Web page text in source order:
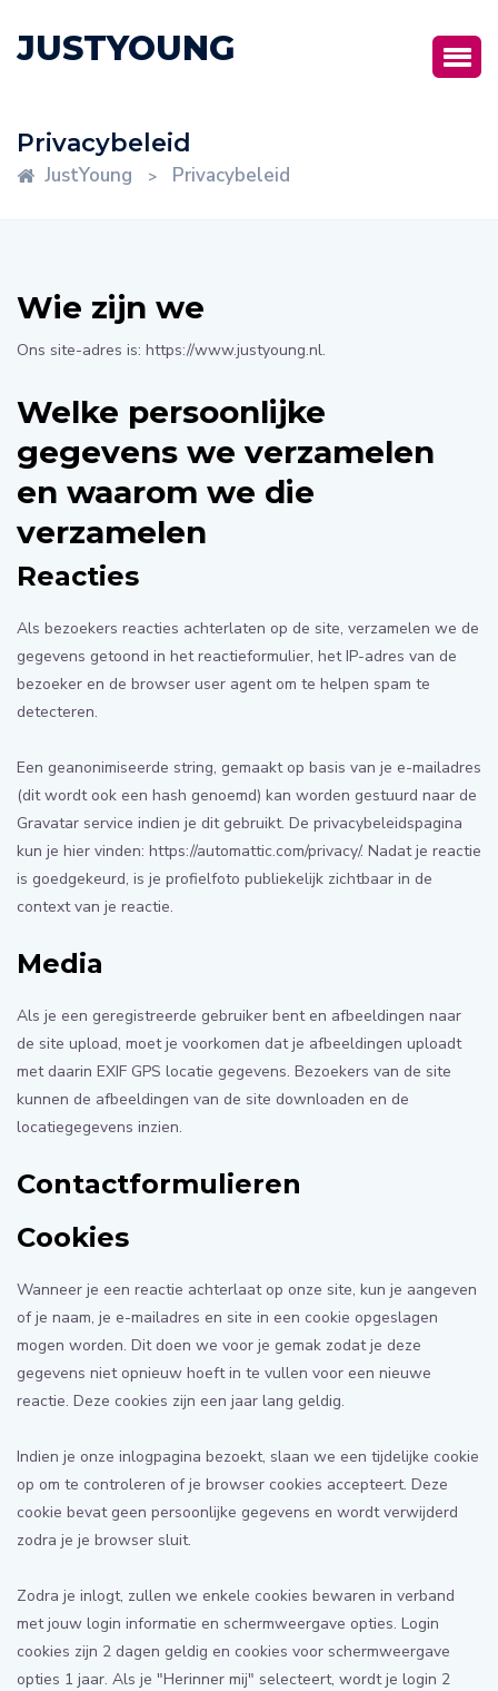
JUSTYOUNG
Privacybeleid
JustYoung > Privacybeleid
Wie zijn we
Ons site-adres is: https://www.justyoung.nl.
Welke persoonlijke
gegevens we verzamelen
en waarom we die
verzamelen
Reacties
Als bezoekers reacties achterlaten op de site, verzamelen we de
gegevens getoond in het reactieformulier, het IP-adres van de
bezoeker en de browser user agent om te helpen spam te
detecteren.
Een geanonimiseerde string, gemaakt op basis van je e-mailadres
(dit wordt ook een hash genoemd) kan worden gestuurd naar de
Gravatar service indien je dit gebruikt. De privacybeleidspagina
kun je hier vinden: https://automattic.com/privacy/. Nadat je reactie
is goedgekeurd, is je profielfoto publiekelijk zichtbaar in de
context van je reactie.
Media
Als je een geregistreerde gebruiker bent en afbeeldingen naar
de site upload, moet je voorkomen dat je afbeeldingen uploadt
met daarin EXIF GPS locatie gegevens. Bezoekers van de site
kunnen de afbeeldingen van de site downloaden en de
locatiegegevens inzien.
Contactformulieren
Cookies
Wanneer je een reactie achterlaat op onze site, kun je aangeven
of je naam, je e-mailadres en site in een cookie opgeslagen
mogen worden. Dit doen we voor je gemak zodat je deze
gegevens niet opnieuw hoeft in te vullen voor een nieuwe
reactie. Deze cookies zijn een jaar lang geldig.
Indien je onze inlogpagina bezoekt, slaan we een tijdelijke cookie
op om te controleren of je browser cookies accepteert. Deze
cookie bevat geen persoonlijke gegevens en wordt verwijderd
zodra je je browser sluit.
Zodra je inlogt, zullen we enkele cookies bewaren in verband
met jouw login informatie en schermweergave opties. Login
cookies zijn 2 dagen geldig en cookies voor schermweergave
opties 1 jaar. Als je "Herinner mij" selecteert, wordt je login 2